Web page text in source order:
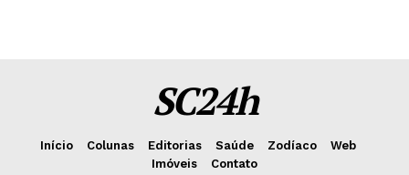
SC24h
Início Colunas Editorias Saúde Zodíaco
Web
Imóveis
Contato